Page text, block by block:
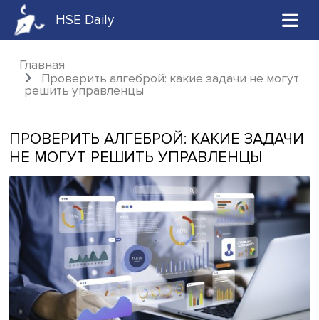
HSE Daily
Главная
Проверить алгеброй: какие задачи не
ПРОВЕРИТЬ АЛГЕБРОЙ: КАКИЕ
НЕ МОГУТ РЕШИТЬ УПРАВЛЕНЦЫ